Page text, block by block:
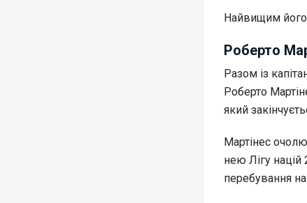
Найвищим його
Роберто
Разом із
Роберто
який
Мартінес
нею Лігу націй
перебування